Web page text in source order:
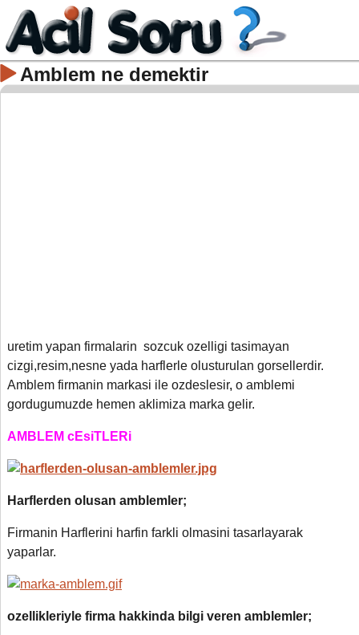
Amblem ne demektir
uretim yapan firmalarin sozcuk ozelligi tasimayan
cizgi,resim,nesne yada harflerle olusturulan gorsellerdir.
Amblem firmanin markasi ile ozdeslesir, o amblemi
gordugumuzde hemen aklimiza marka gelir.
AMBLEM cEsiTLERi
Harflerden olusan amblemler;
Firmanin Harflerini harfin farkli olmasini tasarlayarak
yaparlar.
ozellikleriyle firma hakkinda bilgi veren amblemler;